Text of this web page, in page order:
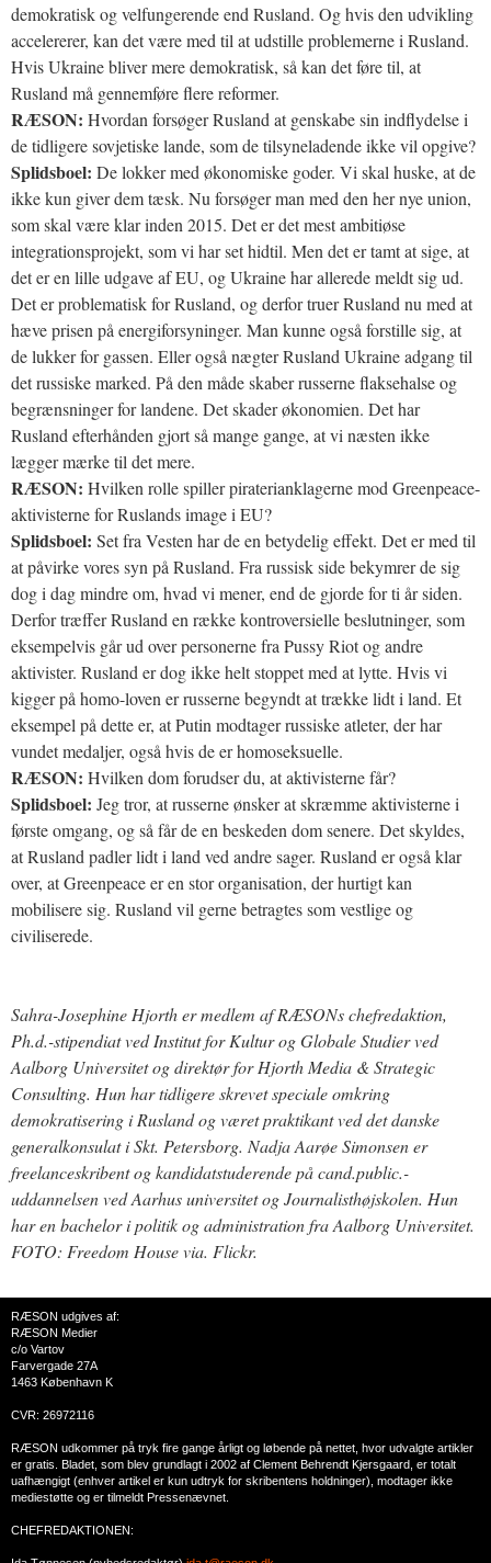
demokratisk og velfungerende end Rusland. Og hvis den udvikling
accelererer, kan det være med til at udstille problemerne i Rusland.
Hvis Ukraine bliver mere demokratisk, så kan det føre til, at
Rusland må gennemføre flere reformer.
RÆSON: Hvordan forsøger Rusland at genskabe sin indflydelse i
de tidligere sovjetiske lande, som de tilsyneladende ikke vil opgive?
Splidsboel: De lokker med økonomiske goder. Vi skal huske, at de
ikke kun giver dem tæsk. Nu forsøger man med den her nye union,
som skal være klar inden 2015. Det er det mest ambitiøse
integrationsprojekt, som vi har set hidtil. Men det er tamt at sige, at
det er en lille udgave af EU, og Ukraine har allerede meldt sig ud.
Det er problematisk for Rusland, og derfor truer Rusland nu med at
hæve prisen på energiforsyninger. Man kunne også forstille sig, at
de lukker for gassen. Eller også nægter Rusland Ukraine adgang til
det russiske marked. På den måde skaber russerne flaksehalse og
begrænsninger for landene. Det skader økonomien. Det har
Rusland efterhånden gjort så mange gange, at vi næsten ikke
lægger mærke til det mere.
RÆSON: Hvilken rolle spiller piraterianklagerne mod Greenpeace-
aktivisterne for Ruslands image i EU?
Splidsboel: Set fra Vesten har de en betydelig effekt. Det er med til
at påvirke vores syn på Rusland. Fra russisk side bekymrer de sig
dog i dag mindre om, hvad vi mener, end de gjorde for ti år siden.
Derfor træffer Rusland en række kontroversielle beslutninger, som
eksempelvis går ud over personerne fra Pussy Riot og andre
aktivister. Rusland er dog ikke helt stoppet med at lytte. Hvis vi
kigger på homo-loven er russerne begyndt at trække lidt i land. Et
eksempel på dette er, at Putin modtager russiske atleter, der har
vundet medaljer, også hvis de er homoseksuelle.
RÆSON: Hvilken dom forudser du, at aktivisterne får?
Splidsboel: Jeg tror, at russerne ønsker at skræmme aktivisterne i
første omgang, og så får de en beskeden dom senere. Det skyldes,
at Rusland padler lidt i land ved andre sager. Rusland er også klar
over, at Greenpeace er en stor organisation, der hurtigt kan
mobilisere sig. Rusland vil gerne betragtes som vestlige og
civiliserede.
Sahra-Josephine Hjorth er medlem af RÆSONs chefredaktion,
Ph.d.-stipendiat ved Institut for Kultur og Globale Studier ved
Aalborg Universitet og direktør for Hjorth Media & Strategic
Consulting. Hun har tidligere skrevet speciale omkring
demokratisering i Rusland og været praktikant ved det danske
generalkonsulat i Skt. Petersborg. Nadja Aarøe Simonsen er
freelanceskribent og kandidatstuderende på cand.public.-
uddannelsen ved Aarhus universitet og Journalisthøjskolen. Hun
har en bachelor i politik og administration fra Aalborg Universitet.
FOTO: Freedom House via. Flickr.
RÆSON udgives af:
RÆSON Medier
c/o Vartov
Farvergade 27A
1463 København K
CVR: 26972116
RÆSON udkommer på tryk fire gange årligt og løbende på nettet, hvor udvalgte artikler
er gratis. Bladet, som blev grundlagt i 2002 af Clement Behrendt Kjersgaard, er totalt
uafhængigt (enhver artikel er kun udtryk for skribentens holdninger), modtager ikke
mediestøtte og er tilmeldt Pressenævnet.
CHEFREDAKTIONEN: